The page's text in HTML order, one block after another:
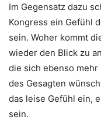
Im Gegensatz dazu
Kongress ein Gefühl
sein. Woher kommt
wieder den Blick zu
die sich ebenso
des Gesagten
das leise Gefühl ein,
sein.